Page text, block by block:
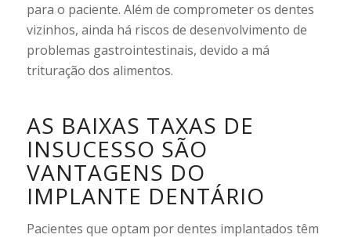
para o paciente. Além de comprometer os dentes
vizinhos, ainda há riscos de desenvolvimento de
problemas gastrointestinais, devido a má
trituração dos alimentos.
AS BAIXAS TAXAS DE
INSUCESSO SÃO
VANTAGENS DO
IMPLANTE DENTÁRIO
Pacientes que optam por dentes implantados têm